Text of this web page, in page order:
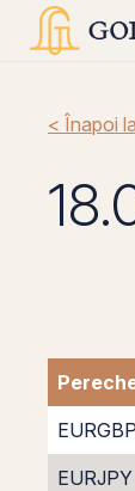
< Înapoi
EURGBP
EURJPY